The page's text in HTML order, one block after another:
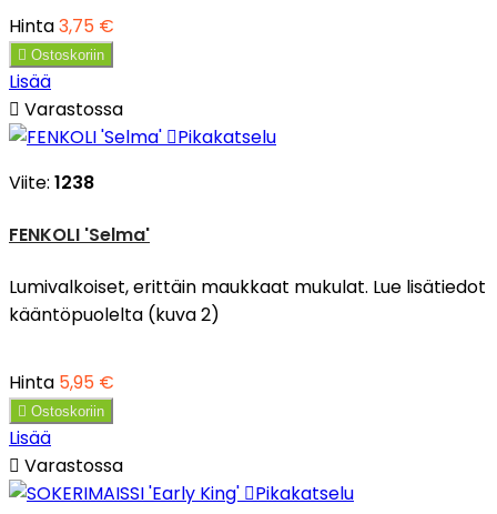
Hinta3,75 €
 Ostoskoriin
Lisää
 Varastossa
Pikakatselu
Viite: 1238
FENKOLI 'Selma'
Lumivalkoiset, erittäin maukkaat mukulat. Lue lisätiedot
kääntöpuolelta (kuva 2)
Hinta 5,95 €
 Ostoskoriin
Lisää
 Varastossa
Pikakatselu